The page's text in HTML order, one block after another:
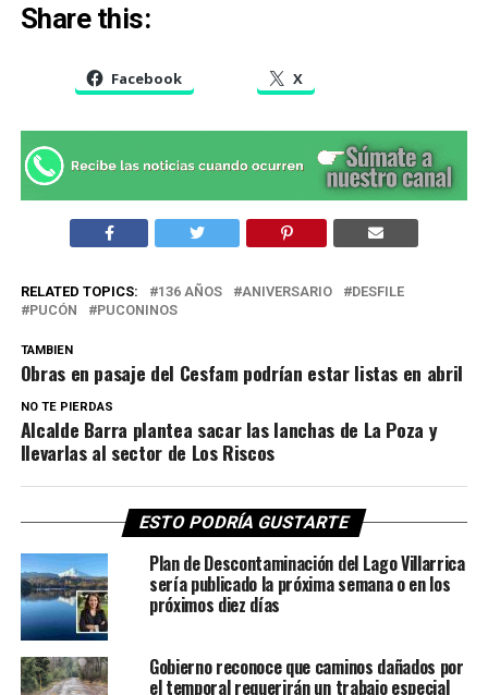
Share this:
Facebook X
RELATED TOPICS: 136 AÑOS ANIVERSARIO
DESFILE
PUCÓN
PUCONINOS
TAMBIEN
Obras en pasaje del Cesfam podrían estar listas en abril
NO TE PIERDAS
Alcalde Barra plantea sacar las lanchas de La Poza y
llevarlas al sector de Los Riscos
ESTO PODRÍA GUSTARTE
Plan de Descontaminación del Lago Villarrica
sería publicado la próxima semana o en los
próximos diez días
Gobierno reconoce que caminos dañados por
el temporal requerirán un trabajo especial